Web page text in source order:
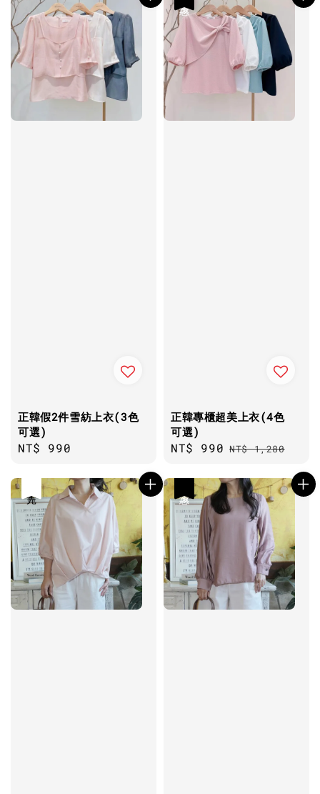
正韓假2件雪紡上衣(3色
可選)
Regular
NT$ 990
正韓專櫃超美上衣(4色
可選)
Sale
NT$ 990 Regular
NT$ 1,280